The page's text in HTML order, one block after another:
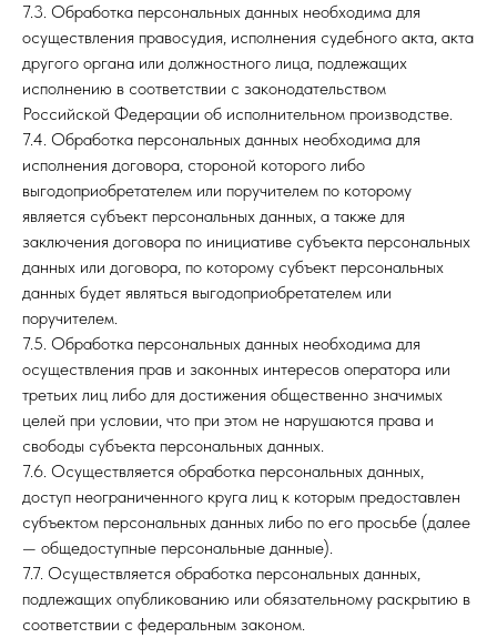
7.3. Обработка персональных данных необходима для
осуществления правосудия, исполнения судебного акта, акта
другого органа или должностного лица, подлежащих
исполнению в соответствии с законодательством
Российской Федерации об исполнительном производстве.
7.4. Обработка персональных данных необходима для
исполнения договора, стороной которого либо
выгодоприобретателем или поручителем по которому
является субъект персональных данных, а также для
заключения договора по инициативе субъекта персональных
данных или договора, по которому субъект персональных
данных будет являться выгодоприобретателем или
поручителем.
7.5. Обработка персональных данных необходима для
осуществления прав и законных интересов оператора или
третьих лиц либо для достижения общественно значимых
целей при условии, что при этом не нарушаются права и
свободы субъекта персональных данных.
7.6. Осуществляется обработка персональных данных,
доступ неограниченного круга лиц к которым предоставлен
субъектом персональных данных либо по его просьбе (далее
— общедоступные персональные данные).
7.7. Осуществляется обработка персональных данных,
подлежащих опубликованию или обязательному раскрытию в
соответствии с федеральным законом.